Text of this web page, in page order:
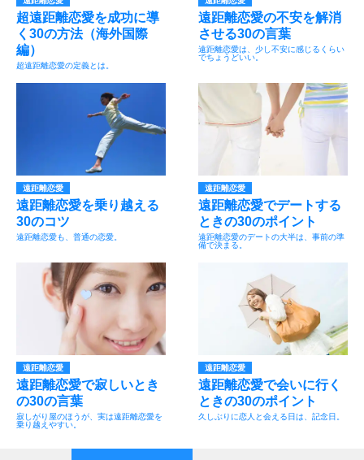
超遠距離恋愛を成功に導
く30の方法（海外国際
編）
超遠距離恋愛の定義とは。
遠距離恋愛の不安を解消
させる30の言葉
遠距離恋愛は、少し不安に感じるくらい
でちょうどいい。
遠距離恋愛
遠距離恋愛を乗り越える
30のコツ
遠距離恋愛も、普通の恋愛。
遠距離恋愛
遠距離恋愛でデートする
ときの30のポイント
遠距離恋愛のデートの大半は、事前の準
備で決まる。
遠距離恋愛
遠距離恋愛で寂しいとき
の30の言葉
寂しがり屋のほうが、実は遠距離恋愛を
乗り越えやすい。
遠距離恋愛
遠距離恋愛で会いに行く
ときの30のポイント
久しぶりに恋人と会える日は、記念日。